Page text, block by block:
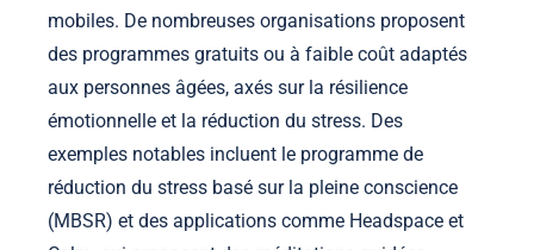
mobiles. De nombreuses organisations proposent
des programmes gratuits ou à faible coût adaptés
aux personnes âgées, axés sur la résilience
émotionnelle et la réduction du stress. Des
exemples notables incluent le programme de
réduction du stress basé sur la pleine conscience
(MBSR) et des applications comme Headspace et